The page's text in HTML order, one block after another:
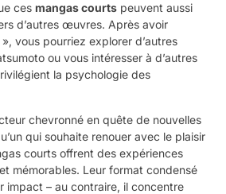
cesmangas courts peuvent aussi
d’autres œuvres. Après avoir
vous pourriez explorer d’autres
ou vous intéresser à d’autres
la psychologie des
chevronné en quête de nouvelles
qui souhaite renouer avec le plaisir
courts offrent des expériences
mémorables. Leur format condensé
impact – au contraire, il concentre